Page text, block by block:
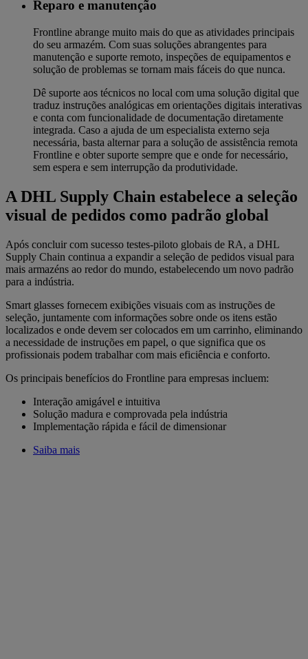
Reparo e manutenção
Frontline abrange muito mais do que as atividades principais
do seu armazém. Com suas soluções abrangentes para
manutenção e suporte remoto, inspeções de equipamentos e
solução de problemas se tornam mais fáceis do que nunca.
Dê suporte aos técnicos no local com uma solução digital que
traduz instruções analógicas em orientações digitais interativas
e conta com funcionalidade de documentação diretamente
integrada. Caso a ajuda de um especialista externo seja
necessária, basta alternar para a solução de assistência remota
Frontline e obter suporte sempre que e onde for necessário,
sem espera e sem interrupção da produtividade.
A DHL Supply Chain estabelece a seleção
visual de pedidos como padrão global
Após concluir com sucesso testes-piloto globais de RA, a DHL
Supply Chain continua a expandir a seleção de pedidos visual para
mais armazéns ao redor do mundo, estabelecendo um novo padrão
para a indústria.
Smart glasses fornecem exibições visuais com as instruções de
seleção, juntamente com informações sobre onde os itens estão
localizados e onde devem ser colocados em um carrinho, eliminando
a necessidade de instruções em papel, o que significa que os
profissionais podem trabalhar com mais eficiência e conforto.
Os principais benefícios do Frontline para empresas incluem:
Interação amigável e intuitiva
Solução madura e comprovada pela indústria
Implementação rápida e fácil de dimensionar
Saiba mais